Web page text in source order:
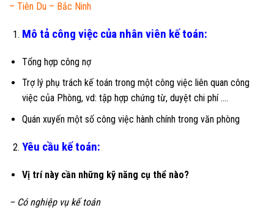
– Tiên Du – Bắc Ninh
Mô tả công việc của nhân viên kế toán:
Tổng hợp công nợ
Trợ lý phụ trách kế toán trong một công việc liên quan công
việc của Phòng, vd: tập hợp chứng từ, duyệt chi phí ….
Quán xuyến một số công việc hành chính trong văn phòng
Yêu cầu kế toán:
Vị trí này cần những kỹ năng cụ thể nào?
– Có nghiệp vụ kế toán